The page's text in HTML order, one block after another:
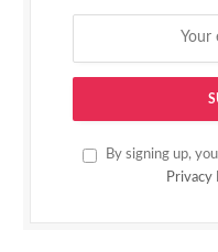
By signing up,
Privacy